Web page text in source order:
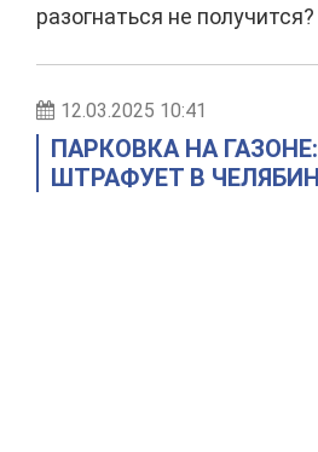
разогнаться не получится?
12.03.2025 10:41
ПАРКОВКА НА
ШТРАФУЕТ В